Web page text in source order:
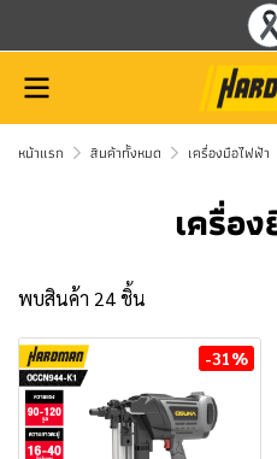
หน้าแรก สินค้าทั้งหมด เครื่องมือไฟฟ้า
เครื่อ
พบสินค้า 24 ชิ้น
-31%